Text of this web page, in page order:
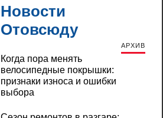
Новости
Отовсюду
АРХИВ
Когда пора менять
велосипедные покрышки:
признаки износа и ошибки
выбора